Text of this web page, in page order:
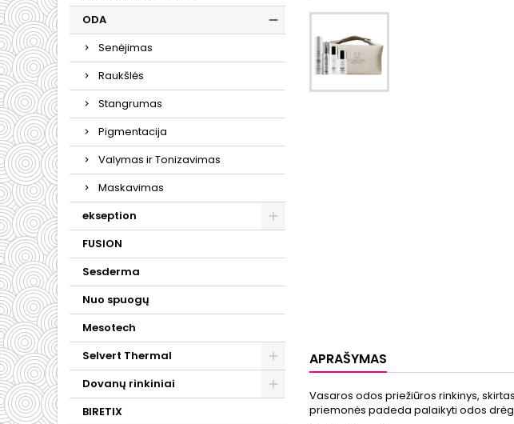
ODA
Senėjimas
Raukšlės
Stangrumas
Pigmentacija
Valymas ir Tonizavimas
Maskavimas
ekseption
FUSION
Sesderma
Nuo spuogų
Mesotech
Selvert Thermal
Dovanų rinkiniai
BIRETIX
APRAŠYMAS
Vasaros odos priežiūros rinkinys,
priemonės padeda palaikyti odos